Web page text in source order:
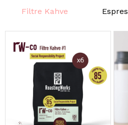
Filtre Kahve